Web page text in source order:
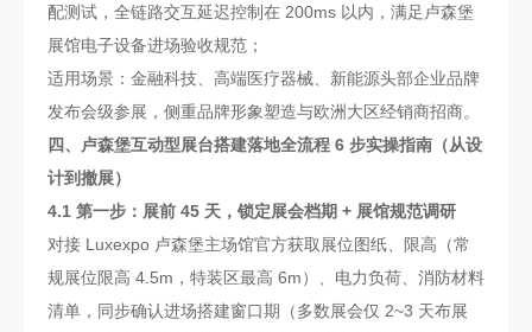
配测试，全链路交互延迟控制在 200ms 以内，满足卢森堡
展馆电子设备进场验收规范；
适用场景：金融科技、高端医疗器械、新能源头部企业品牌
发布会级参展，侧重品牌形象塑造与欧洲大区经销商招商。
四、卢森堡互动型展台搭建落地全流程 6 步实操指南（从设
计到撤展）
4.1 第一步：展前 45 天，锁定展会档期 + 展馆规范调研
对接 Luxexpo 卢森堡主场馆官方获取展位图纸、限高（常
规展位限高 4.5m，特装区最高 6m）、电力负荷、消防材料
清单，同步确认进场搭建窗口期（多数展会仅 2~3 天布展